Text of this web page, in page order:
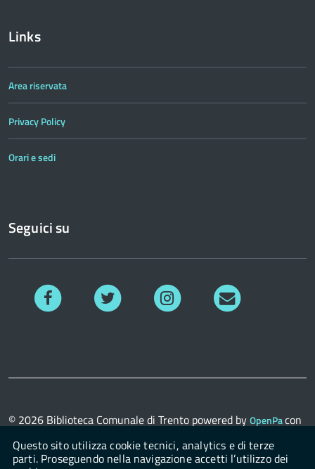
Links
Area riservata
Privacy Policy
Orari e sedi
Seguici su
Facebook Instagram
© 2026 Biblioteca Comunale di Trento powered byOpenPacon
Questo sito utilizza cookie tecnici, analytics e di terze
parti. Proseguendo nella navigazione accetti l’utilizzo dei